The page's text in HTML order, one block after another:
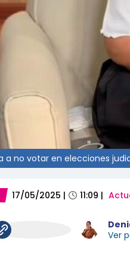
a no votar en elecciones
17/05/2025 | 11:09 |
Ver